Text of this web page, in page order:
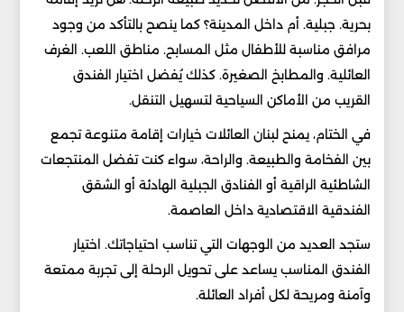
بحرية. جبلية. أم داخل المدينة؟ كما ينصح بالتأكد من وجود
مرافق مناسبة للأطفال مثل المسابح. مناطق اللعب. الغرف
العائلية. والمطابخ الصغيرة. كذلك يُفضل اختيار الفندق
القريب من الأماكن السياحية لتسهيل التنقل.
في الختام، يمنح لبنان العائلات خيارات إقامة متنوعة تجمع
بين الفخامة والطبيعة. والراحة، سواء كنت تفضل المنتجعات
الشاطئية الراقية أو الفنادق الجبلية الهادئة أو الشقق
الفندقية الاقتصادية داخل العاصمة.
ستجد العديد من الوجهات التي تناسب احتياجاتك. اختيار
الفندق المناسب يساعد على تحويل الرحلة إلى تجربة ممتعة
وآمنة ومريحة لكل أفراد العائلة.